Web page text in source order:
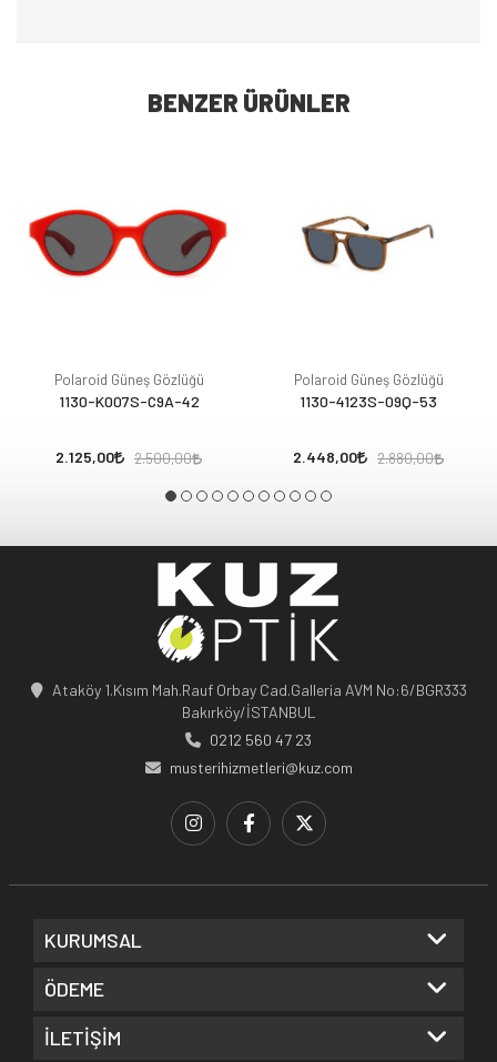
BENZER ÜRÜNLER
Polaroid Güneş Gözlüğü
1130-K007S-C9A-42
2.125,00 2.500,00
Polaroid Güneş Gözlüğü
1130-4123S-09Q-53
2.448,00 2.880,00
Ataköy 1.Kısım Mah.Rauf Orbay Cad.Galleria AVM No:6/BGR333
Bakırköy/İSTANBUL
0212 560 47 23
musterihizmetleri@kuz.com
KURUMSAL
ÖDEME
İLETİŞİM